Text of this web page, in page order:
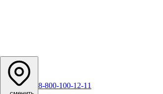
8-800-100-12-11